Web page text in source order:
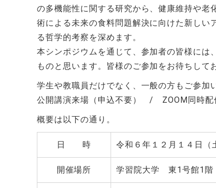
の多機能性に関する研究から、健康維持や
術による未来の食料問題解決に向けた新しい
る哲学的考察を深めます。
本シンポジウムを通じて、参加者の皆様には
ものと思います。皆様のご参加をお待ちして
学生や教職員だけでなく、一般の方もご参加
公開講演来場（申込不要） / ZOOM同時配
概要は以下の通り。
日 時 令和６年１２月１４日
開催場所 学習院大学 東1号館1